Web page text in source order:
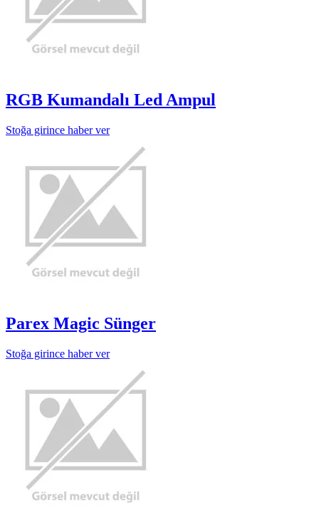
RGB Kumandalı Led Ampul
Stoğa girince haber ver
Parex Magic Sünger
Stoğa girince haber ver